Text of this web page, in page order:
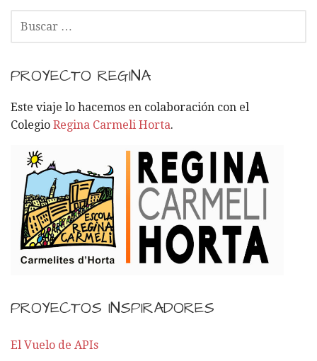
C
R
:
PROYECTO REGINA
Este viaje lo hacemos en colaboración con el
Colegio Regina Carmeli Horta.
PROYECTOS INSPIRADORES
El Vuelo de APIs